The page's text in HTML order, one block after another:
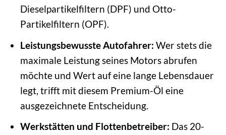
Dieselpartikelfiltern (DPF) und Otto-
Partikelfiltern (OPF).
Leistungsbewusste Autofahrer: Wer stets die
maximale Leistung seines Motors abrufen
möchte und Wert auf eine lange Lebensdauer
legt, trifft mit diesem Premium-Öl eine
ausgezeichnete Entscheidung.
Werkstätten und Flottenbetreiber: Das 20-